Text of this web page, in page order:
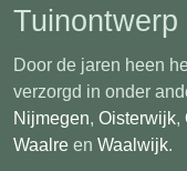
Door de jaren heen
verzorgd in onder
Nijmegen, Oisterwijk,
Waalre en Waalwijk.